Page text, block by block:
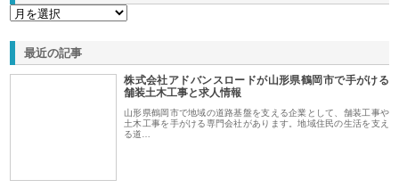
最近の記事
株式会社アドバンスロードが山形県鶴岡市で手がける
舗装土木工事と求人情報
山形県鶴岡市で地域の道路基盤を支える企業として、舗装工事や
土木工事を手がける専門会社があります。地域住民の生活を支え
る道…